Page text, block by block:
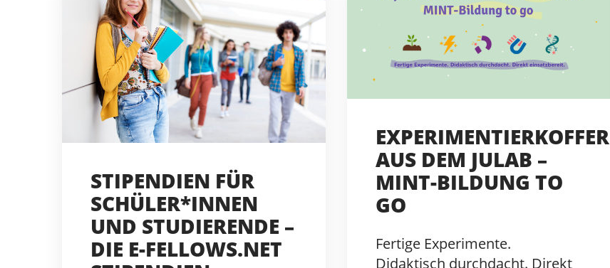
STIPENDIEN FÜR
SCHÜLER*INNEN
UND STUDIERENDE –
DIE E-FELLOWS.NET
EXPERIMENTIERKOFFER
AUS DEM JULAB –
MINT-BILDUNG TO
GO
Fertige Experimente.
Didaktisch durchdacht. Direkt